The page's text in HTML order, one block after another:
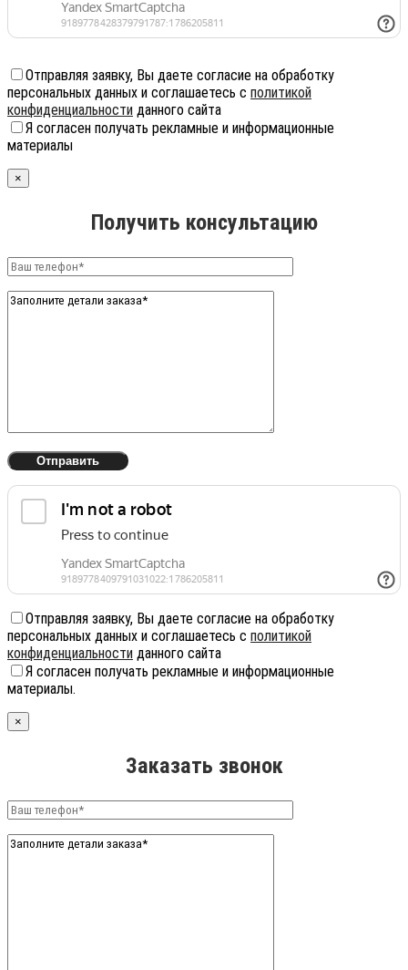
Отправляя заявку, Вы даете согласие на обработку
персональных данных и соглашаетесь с политикой
конфиденциальности данного сайта
Я согласен получать рекламные и информационные
материалы
×
Получить консультацию
Отправляя заявку, Вы даете согласие на обработку
персональных данных и соглашаетесь с политикой
конфиденциальности данного сайта
Я согласен получать рекламные и информационные
материалы.
×
Заказать звонок